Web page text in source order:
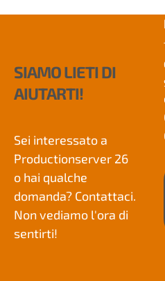
SIAMO LIETI DI
AIUTARTI!
Sei interessato a
Productionserver 26
o hai qualche
domanda? Contattaci.
Non vediamo l'ora di
sentirti!